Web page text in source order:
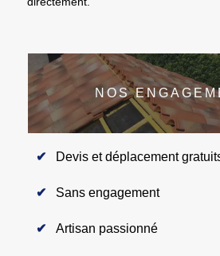
NOS
Devis et déplacement
Sans engagement
Artisan passionné